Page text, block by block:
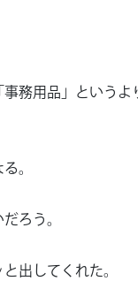
務用品」という
。
ろう。
出してくれた。